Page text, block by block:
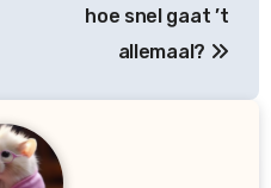
hoe snel gaat ’t
allemaal?